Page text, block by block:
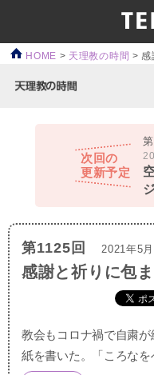
HOME > 天理教の時間 >感
次回の
更新予定
第1125回 2021年5
感謝と祈りに包
教会もコロナ禍で自粛
紙を書いた。「ころなを